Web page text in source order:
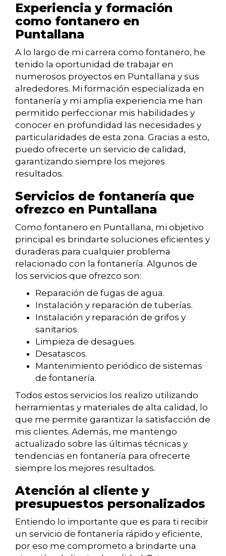
Experiencia y formación
como fontanero en
Puntallana
A lo largo de mi carrera como fontanero, he
tenido la oportunidad de trabajar en
numerosos proyectos en Puntallana y sus
alrededores. Mi formación especializada en
fontanería y mi amplia experiencia me han
permitido perfeccionar mis habilidades y
conocer en profundidad las necesidades y
particularidades de esta zona. Gracias a esto,
puedo ofrecerte un servicio de calidad,
garantizando siempre los mejores
resultados.
Servicios de fontanería que
ofrezco en Puntallana
Como fontanero en Puntallana, mi objetivo
principal es brindarte soluciones eficientes y
duraderas para cualquier problema
relacionado con la fontanería. Algunos de
los servicios que ofrezco son:
Reparación de fugas de agua.
Instalación y reparación de tuberías.
Instalación y reparación de grifos y
sanitarios.
Limpieza de desagües.
Desatascos.
Mantenimiento periódico de sistemas
de fontanería.
Todos estos servicios los realizo utilizando
herramientas y materiales de alta calidad, lo
que me permite garantizar la satisfacción de
mis clientes. Además, me mantengo
actualizado sobre las últimas técnicas y
tendencias en fontanería para ofrecerte
siempre los mejores resultados.
Atención al cliente y
presupuestos personalizados
Entiendo lo importante que es para ti recibir
un servicio de fontanería rápido y eficiente,
por eso me comprometo a brindarte una